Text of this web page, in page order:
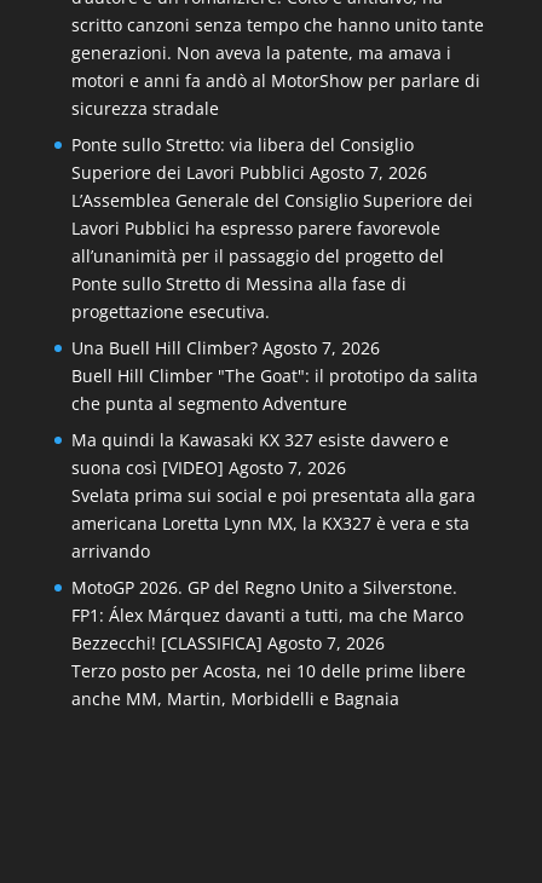
scritto canzoni senza tempo che hanno unito tante
generazioni. Non aveva la patente, ma amava i
motori e anni fa andò al MotorShow per parlare di
sicurezza stradale
Ponte sullo Stretto: via libera del Consiglio
Superiore dei Lavori Pubblici Agosto 7, 2026
L’Assemblea Generale del Consiglio Superiore dei
Lavori Pubblici ha espresso parere favorevole
all’unanimità per il passaggio del progetto del
Ponte sullo Stretto di Messina alla fase di
progettazione esecutiva.
Una Buell Hill Climber? Agosto 7, 2026
Buell Hill Climber "The Goat": il prototipo da salita
che punta al segmento Adventure
Ma quindi la Kawasaki KX 327 esiste davvero e
suona così [VIDEO] Agosto 7, 2026
Svelata prima sui social e poi presentata alla gara
americana Loretta Lynn MX, la KX327 è vera e sta
arrivando
MotoGP 2026. GP del Regno Unito a Silverstone.
FP1: Álex Márquez davanti a tutti, ma che Marco
Bezzecchi! [CLASSIFICA] Agosto 7, 2026
Terzo posto per Acosta, nei 10 delle prime libere
anche MM, Martin, Morbidelli e Bagnaia